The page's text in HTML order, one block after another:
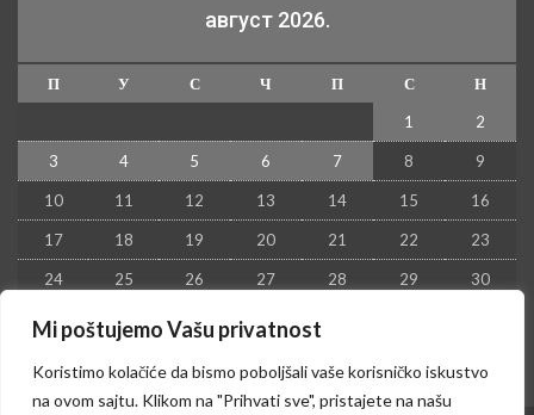
Mi poštujemo Vašu privatnost
Koristimo kolačiće da bismo poboljšali vaše korisničko iskustvo
na ovom sajtu. Klikom na "Prihvati sve", pristajete na našu
август 2026.
П У С Ч П С
Н
1
2
3 4 5 6 7 8 9
10 11 12 13 14 15 16
17 18 19 20 21 22 23
24 25 26 27 28 29 30
31